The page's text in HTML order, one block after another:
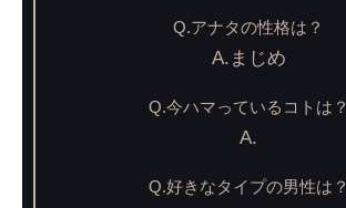
Q.アナタの性格は？
A.まじめ
Q.今ハマっているコトは？
A.
Q.好きなタイプの男性は？